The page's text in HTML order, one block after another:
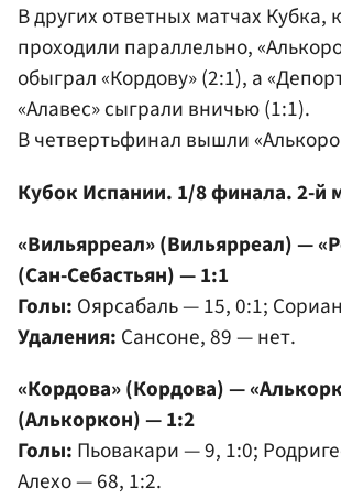
В других ответных матчах Кубка,
проходили параллельно,
обыграл «Кордову» (2:1), а
«Алавес» сыграли вничью (1:1).
В четвертьфинал вышли
Кубок Испании. 1/8 финала. 2-й
«Вильярреал» (Вильярреал) —
(Сан-Себастьян) — 1:1
Голы: Оярсабаль — 15, 0:1;
Удаления: Сансоне, 89 — нет.
«Кордова» (Кордова) —
(Алькоркон) — 1:2
Голы: Пьовакари — 9, 1:0;
Алехо — 68, 1:2.